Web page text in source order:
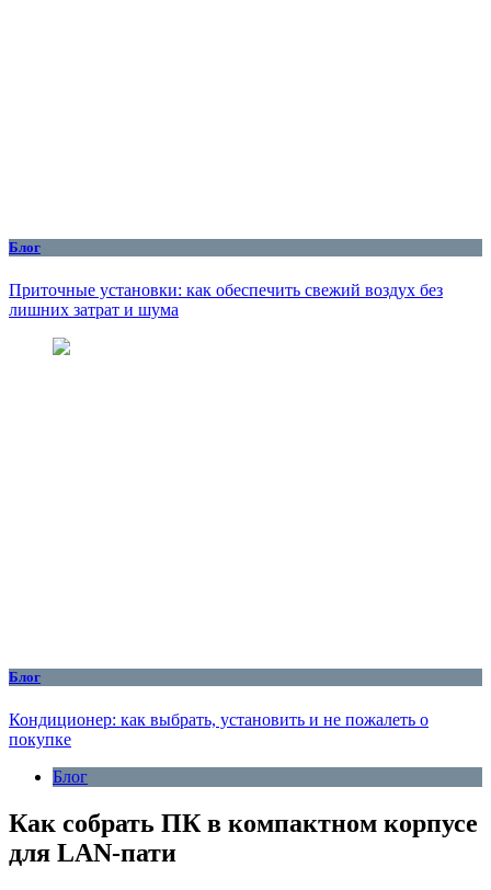
Блог
Приточные установки: как обеспечить свежий воздух без
лишних затрат и шума
Блог
Кондиционер: как выбрать, установить и не пожалеть о
покупке
Блог
Как собрать ПК в компактном корпусе
для LAN-пати